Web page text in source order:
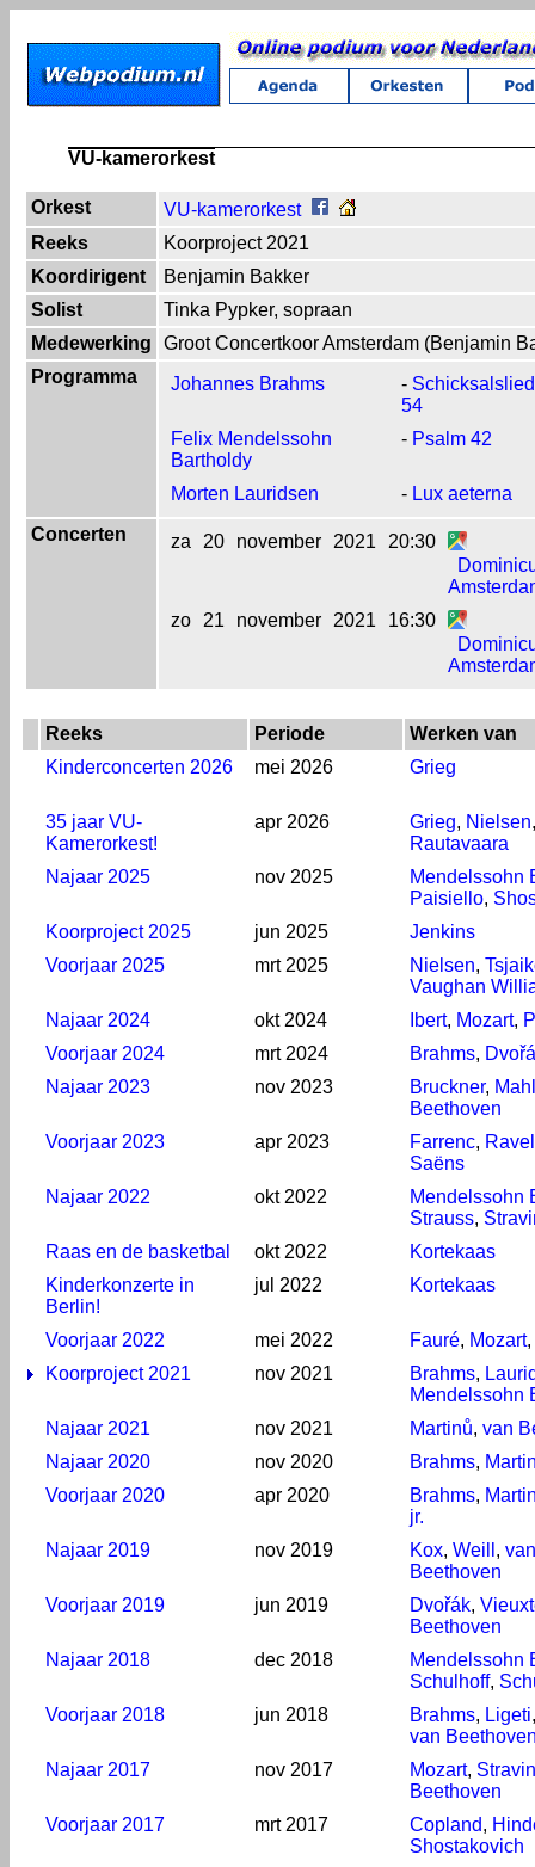
VU-kamerorkest
Orkest
VU-kamerorkest
Reeks
Koorproject 2021
Koordirigent
Benjamin Bakker
Solist
Tinka Pypker, sopraan
Medewerking
Groot Concertkoor Amsterdam (Benjamin
Programma
Johannes Brahms -
54
Felix Mendelssohn
Bartholdy
- Psalm 42
Morten Lauridsen - Lux aeterna
Concerten
za 20 november 2021
20:30
zo
21 november 2021
16:30
Reeks Periode
Werken van
Kinderconcerten 2026
mei 2026 Grieg
35 jaar VU-
Kamerorkest!
apr 2026 Grieg, Nielsen,
Rautavaara
Najaar 2025
nov 2025
Mendelssohn
Paisiello,
Koorproject 2025
jun 2025
Jenkins
Voorjaar 2025
mrt 2025 Nielsen,
Vaughan
Najaar 2024
okt 2024 Ibert, Mozart,
Voorjaar 2024
mrt 2024 Brahms,
Najaar 2023
nov 2023 Bruckner,
Beethoven
Voorjaar 2023
apr 2023 Farrenc, Ravel
Saëns
Najaar 2022
okt 2022
Mendelssohn
Strauss,
Raas en de basketbal
okt 2022
Kortekaas
Kinderkonzerte in
Berlin!
jul 2022 Kortekaas
Voorjaar 2022 mei 2022 Fauré, Mozart,
Koorproject 2021
nov 2021 Brahms,
Mendelssohn
Najaar 2021
nov 2021 Martinů, van
Najaar 2020
nov 2020 Brahms,
Voorjaar 2020
apr 2020 Brahms,
jr.
Najaar 2019
nov 2019 Kox, Weill , van
Beethoven
Voorjaar 2019
jun 2019 Dvořák,
Beethoven
Najaar 2018
dec 2018
Mendelssohn
Schulhoff,
Voorjaar 2018
jun 2018 Brahms, Ligeti
van
Najaar 2017
nov 2017 Mozart,
Beethoven
Voorjaar 2017
mrt 2017 Copland,
Shostakovich